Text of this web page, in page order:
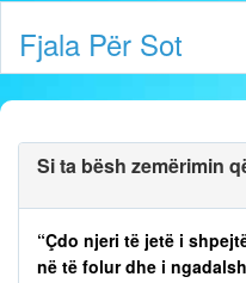
Fjala Për Sot
Si ta bësh zemërimin
“Çdo njeri të jetë i
në të folur dhe i